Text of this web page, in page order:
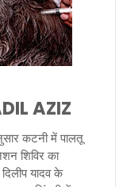
AZIZ
कटनी में पालतू
शिविर का
यादव के